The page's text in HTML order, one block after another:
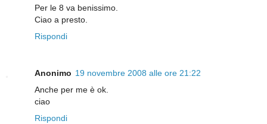
Per le 8 va benissimo.
Ciao a presto.
Rispondi
Anonimo 19 novembre 2008 alle ore 21:22
Anche per me è ok.
ciao
Rispondi